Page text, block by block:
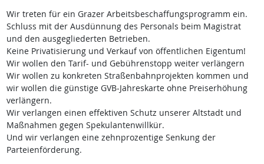
Wir treten für ein Grazer Arbeitsbeschaffungsprogramm ein.
Schluss mit der Ausdünnung des Personals beim Magistrat
und den ausgegliederten Betrieben.
Keine Privatisierung und Verkauf von öffentlichen Eigentum!
Wir wollen den Tarif- und Gebührenstopp weiter verlängern
Wir wollen zu konkreten Straßenbahnprojekten kommen und
wir wollen die günstige GVB-Jahreskarte ohne Preiserhöhung
verlängern.
Wir verlangen einen effektiven Schutz unserer Altstadt und
Maßnahmen gegen Spekulantenwillkür.
Und wir verlangen eine zehnprozentige Senkung der
Parteienförderung.